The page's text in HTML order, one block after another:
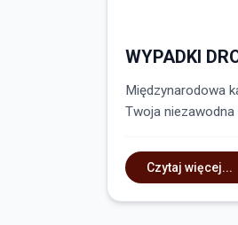
WYPADKI
Międzynarodowa
Twoja
Czytaj więcej...